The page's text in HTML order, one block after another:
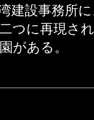
建設事務所
つに再現さ
がある。